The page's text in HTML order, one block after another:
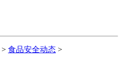
> 食品安全动态 >